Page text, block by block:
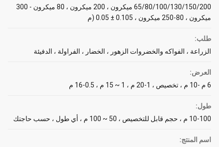
65/80/100/130/150/200 ميكرون ، 200 ميكرون ، 80 ميكرون - 300
ميكرون ، 80-250 ميكرون ، 0.105 ± 0.05 (م
طلب:
الزراعة ، الفواكه والخضروات الزهور ، الخضار ، الفراولة ، الدفيئة
العرض:
6 م -10 م ، تخصيص ، 1-20 م ، 1 ~ 15 م ، 0.5-16 م
طول:
10-100 م ، حجم قابل للتخصيص ، 50 ~ 100 م ، أي طول ، حسب حاجتك
اسم المنتج: